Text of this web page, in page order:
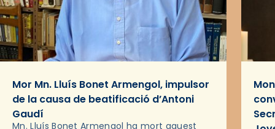
Mor Mn. Lluís Bonet Armengol, impulsor
de la causa de beatificació d’Antoni
Gaudí
Mn. Lluís Bonet Armengol ha mort aquest